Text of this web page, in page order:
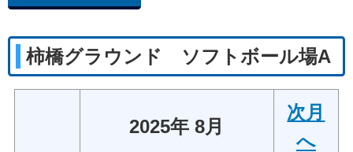
柿橋グラウンド ソフトボール場A
2025年 8月
次月
へ